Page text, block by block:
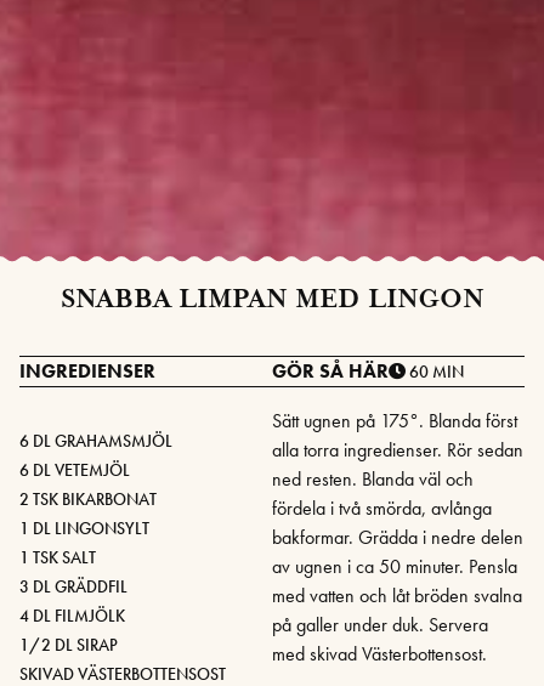
SNABBA LIMPAN MED LINGON
INGREDIENSER
6 DL GRAHAMSMJÖL
6 DL VETEMJÖL
2 TSK BIKARBONAT
1 DL LINGONSYLT
1 TSK SALT
3 DL GRÄDDFIL
4 DL FILMJÖLK
1/2 DL SIRAP
SKIVAD VÄSTERBOTTENSOST
GÖR SÅ HÄR 60 MIN
Sätt ugnen på 175°. Blanda först
alla torra ingredienser. Rör sedan
ned resten. Blanda väl och
fördela i två smörda, avlånga
bakformar. Grädda i nedre delen
av ugnen i ca 50 minuter. Pensla
med vatten och låt bröden svalna
på galler under duk. Servera
med skivad Västerbottensost.